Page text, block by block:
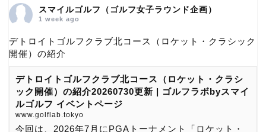
スマイルゴルフ（ゴルフ女子ラウンド企画）
1 week ago
デトロイトゴルフクラブ北コース（ロケット・クラシック
開催）の紹介
デトロイトゴルフクラブ北コース（ロケット・クラシ
ック開催）の紹介20260730更新 | ゴルフラボbyスマイ
ルゴルフ イベントページ
www.golflab.tokyo
今回は、2026年7月にPGAトーナメント「ロケット・